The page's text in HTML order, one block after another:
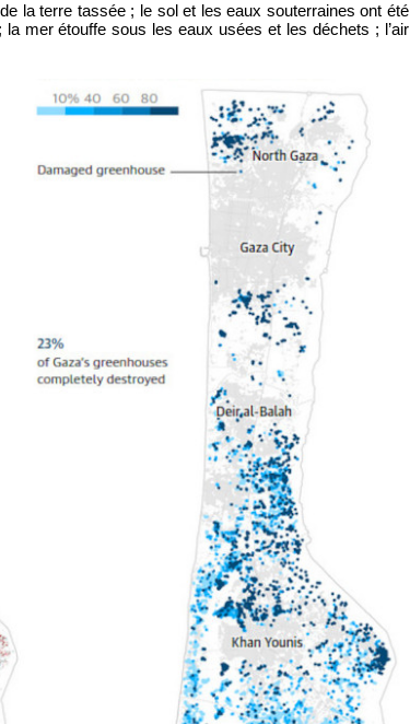
la terre tassée ; le sol et les eaux souterraines ont été
mer étouffe sous les eaux usées et les déchets ; l’air